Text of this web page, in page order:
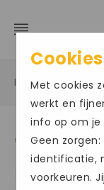
Home / Grote
Cookies
Met cookies
werkt en
info op om je
Geen
identificatie,
voorkeuren.